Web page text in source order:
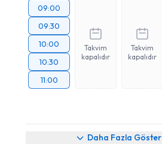
09:00
09:30
10:00
10:30
11:00
Takvim
kapalıdır
Takvim
kapalıdır
Daha Fazla Göster
Randevu Takvimi Talebi